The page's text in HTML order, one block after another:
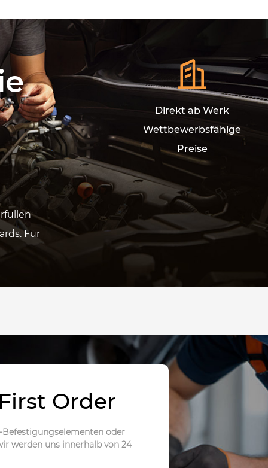
Für
Direkt ab Werk
Wettbewerbsfähige
Preise
Order
Befestigungselementen oder
werden uns innerhalb von 24